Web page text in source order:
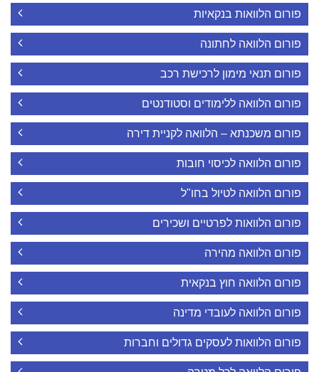
פורום הלוואות בנקאיות
פורום הלוואה לחתונה
פורום תנאי מימון לרכישת רכב
פורום הלוואה ללימודים וסטודנטים
פורום משכנתא – הלוואה לקניית דירה
פורום הלוואה לכיסוי חובות
פורום הלוואה לטיול בחו"ל
פורום הלוואות לפרטיים ושכירים
פורום הלוואה מהירה
פורום הלוואה חוץ בנקאית
פורום הלוואה לעובדי מדינה
פורום הלוואות לעסקים גדולים וחברות